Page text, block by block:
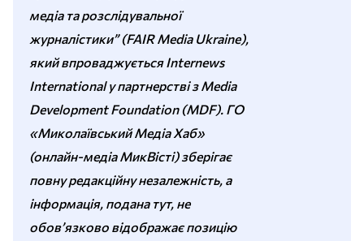
медіа та розслідувальної
журналістики” (FAIR Media Ukraine),
який впроваджується Internews
International у партнерстві з Media
Development Foundation (MDF). ГО
«Миколаївський Медіа Хаб»
(онлайн-медіа МикВісті) зберігає
повну редакційну незалежність, а
інформація, подана тут, не
обов’язково відображає позицію